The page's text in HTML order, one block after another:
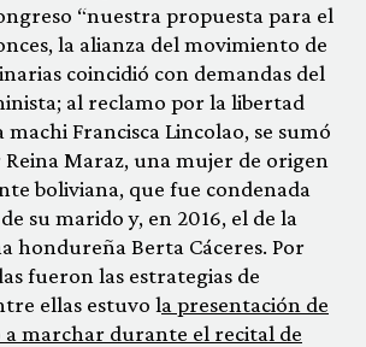
“nuestra propuesta para el
la alianza del movimiento de
coincidió con demandas del
al reclamo por la libertad
machi Francisca Lincolao, se sumó
Maraz, una mujer de origen
boliviana, que fue condenada
su marido y, en 2016, el de la
hondureña Berta Cáceres. Por
fueron las estrategias de
ellas estuvo la presentación de
marchar durante el recital de